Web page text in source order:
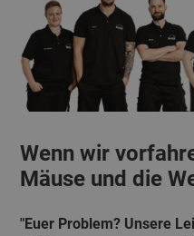
Wenn wir
Mäuse und die
"Euer Problem? Unsere